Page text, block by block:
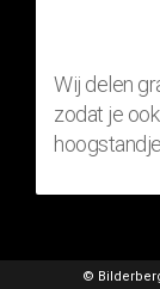
Wij delen
zodat je
hoogstandje.
©